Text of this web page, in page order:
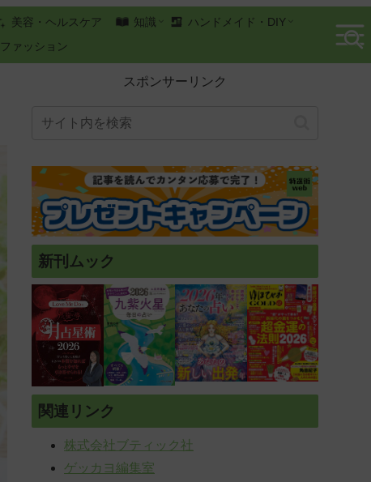
美容・ヘルスケア 知識
ハンドメイド・DIY
ファッション
スポンサーリンク
新刊ムック
関連リンク
株式会社ブティック社
ゲッカヨ編集室